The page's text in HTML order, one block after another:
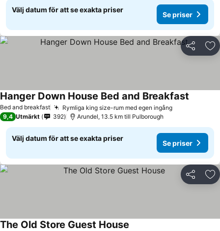
Välj datum för att se exakta priser
Se priser
Dela
Bed and breakfast Rymliga king size-rum med egen ingångSe priser
Hanger Down House Bed and Breakfast
9,4 Utmärkt 392 Arundel, 13.5 km till Pulborough
Välj datum för att se exakta priser
Se priser
Dela
The Old Store Guest House